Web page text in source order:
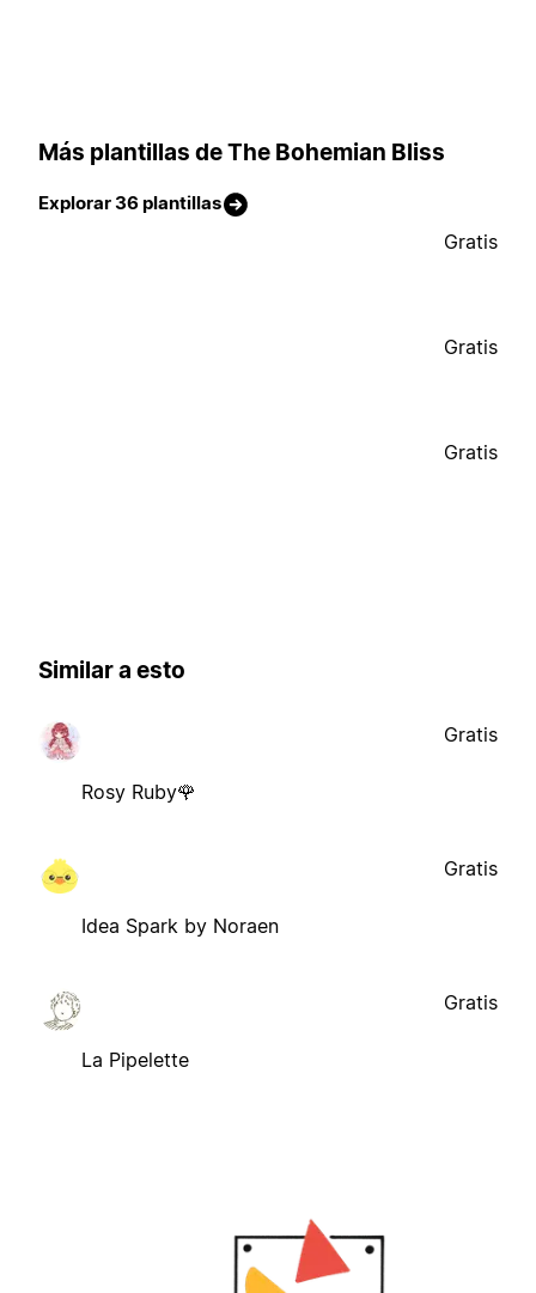
Más plantillas de The Bohemian Bliss
Explorar 36 plantillas
Gratis
Gratis
Gratis
Similar a esto
Rosy Ruby🌹
Gratis
Idea Spark by Noraen
Gratis
La Pipelette
Gratis